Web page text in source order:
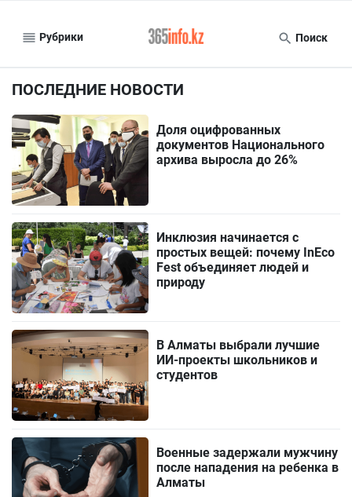
Рубрики Поиск
ПОСЛЕДНИЕ НОВОСТИ
Доля оцифрованных
документов Национального
архива выросла до 26%
Инклюзия начинается с
простых вещей: почему InEco
Fest объединяет людей и
природу
В Алматы выбрали лучшие
ИИ-проекты школьников и
студентов
Военные задержали мужчину
после нападения на ребенка в
Алматы